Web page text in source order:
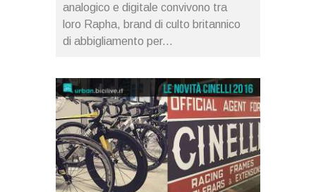
analogico e digitale convivono tra
loro Rapha, brand di culto britannico
di abbigliamento per...